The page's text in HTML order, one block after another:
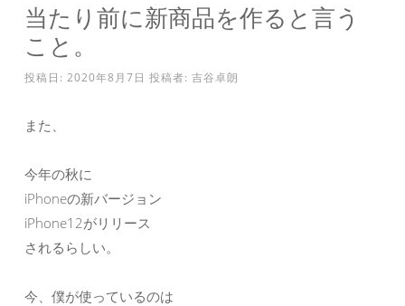
当たり前に新商品を作ると言う
こと。
投稿日: 2020年8月7日 投稿者: 吉谷卓朗
また、
今年の秋に
iPhoneの新バージョン
iPhone12がリリース
されるらしい。
今、僕が使っているのは